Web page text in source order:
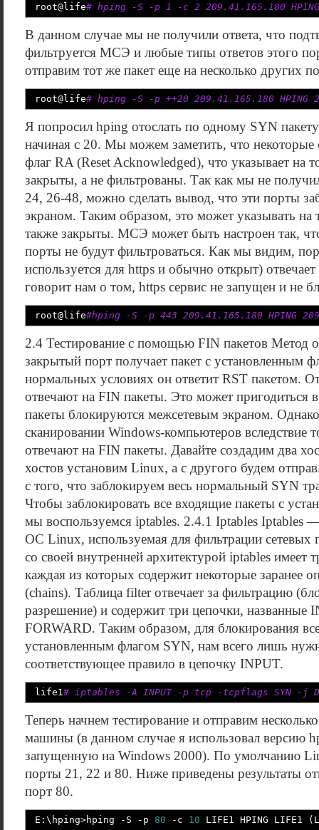
root@life# hping -S -p 1 -c 2 209.41.165.180
В данном случае мы не получили ответа, что
фильтруется МСЭ и любые типы ответов этого
отправим тот же пакет еще на несколько других
root@life# hping -S -p ++20 209.41.165.180
Я попросил hping отослать по одному SYN
начиная с 20. Мы можем заметить, что некоторые
флаг RA (Reset Acknowledged), что указывает на
закрыты, а не фильтрованы. Так как мы не
24, 26-48, можно сделать вывод, что эти порты
экраном. Таким образом, это может указывать на
также закрыты. МСЭ может быть настроен так,
порты не будут фильтроваться. Как мы видим,
используется для https и обычно открыт)
говорит нам о том, https сервис не запущен и не
root@life#hping -S -p 443 209.41.165.180 HPING
2.4 Тестирование с помощью FIN пакетов Метод
закрытый порт получает пакет с установленным
нормальных условиях он ответит RST пакетом.
отвечают на FIN пакеты. Это может пригодиться
пакеты блокируются межсетевым экраном.
сканировании Windows-компьютеров вследствие
отвечают на FIN пакеты. Давайте создадим два
хостов установим Linux, а с другого будем
с того, что заблокируем весь нормальный SYN
Чтобы заблокировать все входящие пакеты с
мы воспользуемся iptables. 2.4.1 Iptables Iptables
ОС Linux, используемая для фильтрации сетевых
со своей внутренней архитектурой iptables имеет
каждая из которых содержит некоторые заранее
(chains). Таблица filter отвечает за фильтрацию
разрешение) и содержит три цепочки, названные
FORWARD. Таким образом, для блокирования
установленным флагом SYN, нам всего лишь
соответствующее правило в цепочку INPUT.
life1# iptables -A INPUT -p tcp -tcpflags SYN -j
Теперь начнем тестирование и отправим
машины (в данном случае я использовал версию
запущенную на Windows 2000). По умолчанию
порты 21, 22 и 80. Ниже приведены результаты
порт 80.
E:\hping>hping -S -p 80 -c 10 LIFE1 HPING LIFE1 (